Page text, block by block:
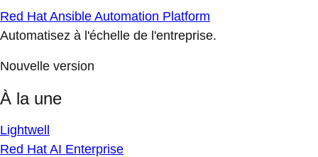
Red Hat Ansible Automation Platform
Automatisez à l'échelle de l'entreprise.
Nouvelle version
À la une
Lightwell
Red Hat AI Enterprise